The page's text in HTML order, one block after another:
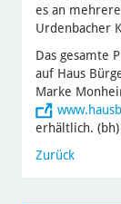
es an
Urdenbacher
Das gesamte
auf Haus
Marke
erhältlich. (bh)
Zurück